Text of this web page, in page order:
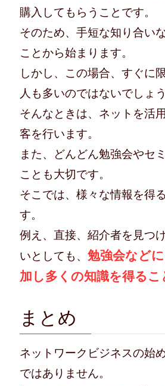
購入してもらうことです。
そのため、手短な知り合い
ことから始まります。
しかし、この場合、すぐに
人も多いのではないでしょう
そんなときは、ネットを活
客を行います。
また、どんどん勉強会やセ
ことも大切です。
そこでは、様々な情報を得
す。
例え、直接、紹介者を見つ
いとしても、 勉強会など
加し多くの知識を得るこ
まとめ
ネットワークビジネスの始
ではありません。